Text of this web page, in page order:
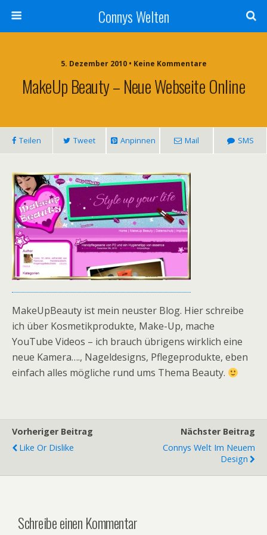
Connys Welten
5. Dezember 2010 • Keine Kommentare
MakeUp Beauty – Neue Webseite Online
Teilen Tweet Anpinnen Mail SMS
MakeUpBeauty ist mein neuster Blog. Hier schreibe
ich über Kosmetikprodukte, Make-Up, mache
YouTube Videos – ich brauch übrigens wirklich eine
neue Kamera…., Nageldesigns, Pflegeprodukte, eben
einfach alles mögliche rund ums Thema Beauty.
Vorheriger Beitrag
Like Or Dislike
Nächster Beitrag
Connys Welt Im Neuem
Design
Schreibe einen Kommentar